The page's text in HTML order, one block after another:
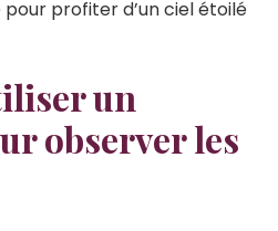
profiter d’un ciel étoilé
un
observer les